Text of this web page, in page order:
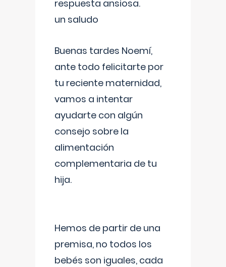
respuesta ansiosa.
un saludo
Buenas tardes Noemí,
ante todo felicitarte por
tu reciente maternidad,
vamos a intentar
ayudarte con algún
consejo sobre la
alimentación
complementaria de tu
hija.
Hemos de partir de una
premisa, no todos los
bebés son iguales, cada